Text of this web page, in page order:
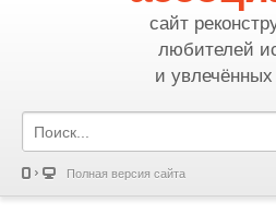
сайт
любителей
и
Полная версия сайта